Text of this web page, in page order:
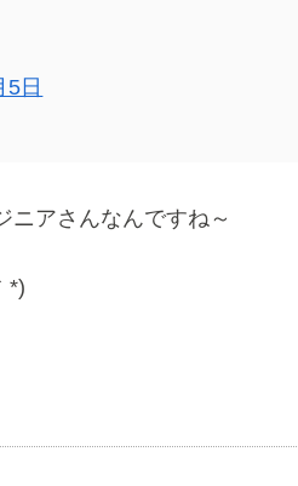
5日
ニアさんなんですね～
*)